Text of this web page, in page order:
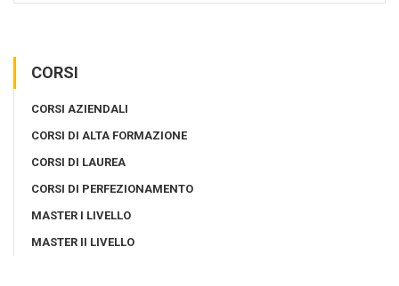
CORSI
CORSI AZIENDALI
CORSI DI ALTA FORMAZIONE
CORSI DI LAUREA
CORSI DI PERFEZIONAMENTO
MASTER I LIVELLO
MASTER II LIVELLO